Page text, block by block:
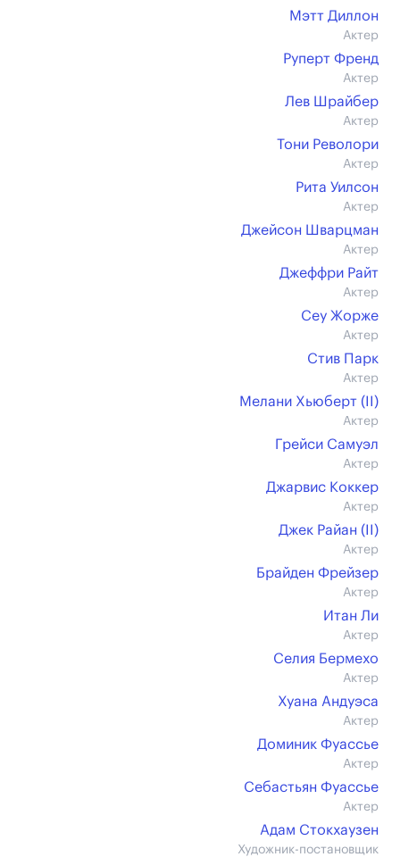
Мэтт Диллон
Актер
Руперт Френд
Актер
Лев Шрайбер
Актер
Тони Револори
Актер
Рита Уилсон
Актер
Джейсон Шварцман
Актер
Джеффри Райт
Актер
Сеу Жорже
Актер
Стив Парк
Актер
Мелани Хьюберт (II)
Актер
Грейси Самуэл
Актер
Джарвис Коккер
Актер
Джек Райан (II)
Актер
Брайден Фрейзер
Актер
Итан Ли
Актер
Селия Бермехо
Актер
Хуана Андуэса
Актер
Доминик Фуассье
Актер
Себастьян Фуассье
Актер
Адам Стокхаузен
Художник-постановщик